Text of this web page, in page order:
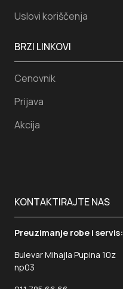
Uslovi koriščenja
KONTAKTIRAJTE NAS
Preuzimanje robe i servis:
Bulevar Mihajla Pupina 10z
np03
BRZI LINKOVI
Cenovnik
Prijava
Akcija